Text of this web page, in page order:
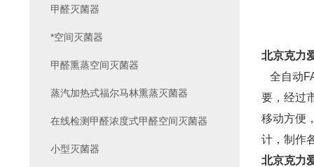
北京克力
全自动
要，经过
移动方便
计，制作
北京克力
甲醛灭菌器
*空间灭菌器
甲醛熏蒸空间灭菌器
蒸汽加热式福尔马林熏蒸灭菌器
在线检测甲醛浓度式甲醛空间灭菌器
小型灭菌器